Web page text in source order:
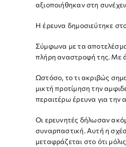
αξιοποιήθηκαν στη
Η έρευνα δημοσιεύτηκε
Σύμφωνα με τα
πλήρη αναστροφή της. Με
Ωστόσο, το τι ακριβώς
μικτή προτίμηση την
περαιτέρω έρευνα για την
Οι ερευνητές δήλωσαν
συναρπαστική. Αυτή η
μεταφράζεται στο ότι